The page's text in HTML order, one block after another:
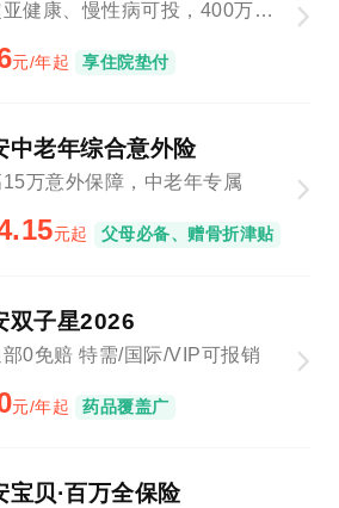
特定亚健康、慢性病可投，400万保障总额
元/年起 享住院垫付
中老年综合意外险
万意外保障，中老年专属
元起 父母必备、赠骨折津贴
双子星2026
0免赔 特需/国际/VIP可报销
元/年起 药品覆盖广
宝贝·百万全保险